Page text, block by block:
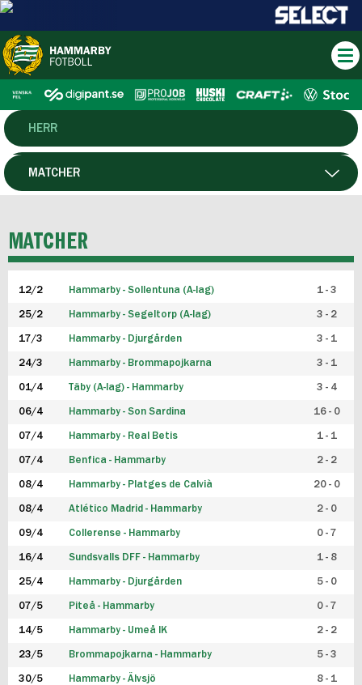
HERR
DAM
P19
F19
FUTSAL HERR
FUTSAL DAM
MATCHER
MATCHER
12/2 Hammarby - Sollentuna (A-lag) 1 - 3
25/2 Hammarby - Segeltorp (A-lag) 3 - 2
17/3 Hammarby - Djurgården 3 - 1
24/3 Hammarby - Brommapojkarna 3 - 1
01/4 Täby (A-lag) - Hammarby 3 - 4
06/4 Hammarby - Son Sardina 16 - 0
07/4 Hammarby - Real Betis 1 - 1
07/4 Benfica - Hammarby 2 - 2
08/4 Hammarby - Platges de Calvià 20 - 0
08/4 Atlético Madrid - Hammarby 2 - 0
09/4 Collerense - Hammarby 0 - 7
16/4 Sundsvalls DFF - Hammarby 1 - 8
25/4 Hammarby - Djurgården 5 - 0
07/5 Piteå - Hammarby 0 - 7
14/5 Hammarby - Umeå IK 2 - 2
23/5 Brommapojkarna - Hammarby 5 - 3
30/5 Hammarby - Älvsjö 8 - 1